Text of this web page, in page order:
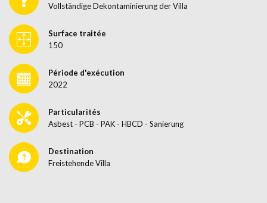
Vollständige Dekontaminierung der Villa
Surface traitée
150
Période d'exécution
2022
Particularités
Asbest - PCB - PAK - HBCD - Sanierung
Destination
Freistehende Villa